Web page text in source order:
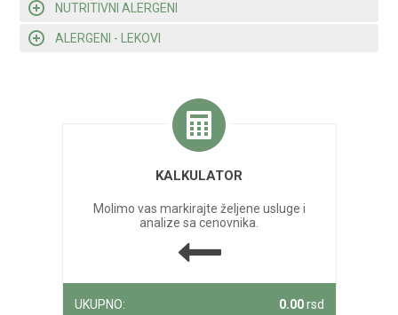
NUTRITIVNI ALERGENI
ALERGENI - LEKOVI
KALKULATOR
Molimo vas markirajte željene usluge i
analize sa cenovnika.
UKUPNO: 0.00rsd